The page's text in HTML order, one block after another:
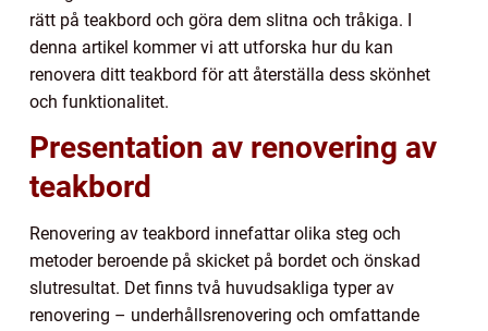
rätt på teakbord och göra dem slitna och tråkiga. I
denna artikel kommer vi att utforska hur du kan
renovera ditt teakbord för att återställa dess skönhet
och funktionalitet.
Presentation av renovering av
teakbord
Renovering av teakbord innefattar olika steg och
metoder beroende på skicket på bordet och önskad
slutresultat. Det finns två huvudsakliga typer av
renovering – underhållsrenovering och omfattande